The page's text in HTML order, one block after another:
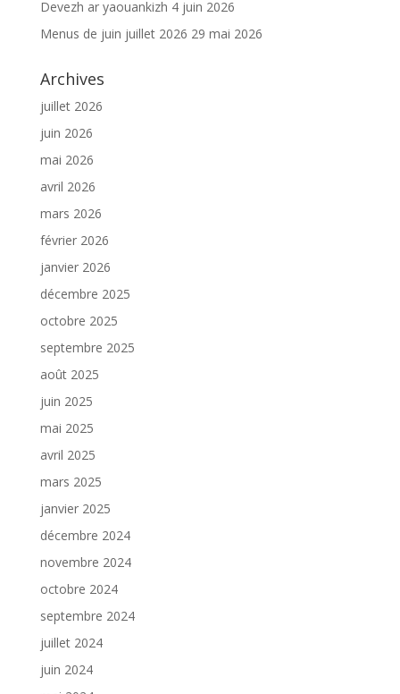
Devezh ar yaouankizh 4 juin 2026
Menus de juin juillet 2026 29 mai 2026
Archives
juillet 2026
juin 2026
mai 2026
avril 2026
mars 2026
février 2026
janvier 2026
décembre 2025
octobre 2025
septembre 2025
août 2025
juin 2025
mai 2025
avril 2025
mars 2025
janvier 2025
décembre 2024
novembre 2024
octobre 2024
septembre 2024
juillet 2024
juin 2024